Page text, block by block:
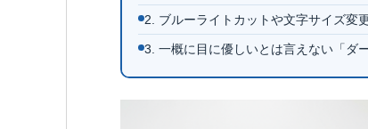
2. ブルーライトカットや文字サイズ変
3. 一概に目に優しいとは言えない「ダ